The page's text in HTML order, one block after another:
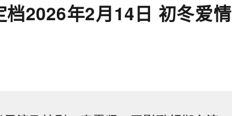
2026年2月14日 初冬爱情